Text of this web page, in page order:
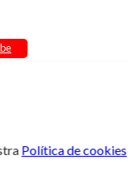
Política de cookies